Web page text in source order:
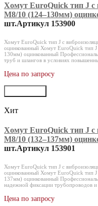
Хомут EuroQuick тип J с
M8/10 (124‒130мм)
шт.Артикул 153900
Хомут EuroQuick тип J с
оцинкованный Хомут EuroQuick тип
130мм) оцинкованный
труб и шлангов в условиях
Цена по запросу
Хит
Хомут EuroQuick тип J с
M8/10 (132‒137мм)
шт.Артикул 153901
Хомут EuroQuick тип J с
оцинкованный Хомут EuroQuick тип
137мм) оцинкованный
надежной фиксации трубопроводов
Цена по запросу